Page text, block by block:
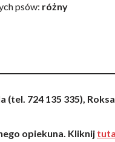
psów: różny
(tel. 724 135 335),
opiekuna. Kliknij